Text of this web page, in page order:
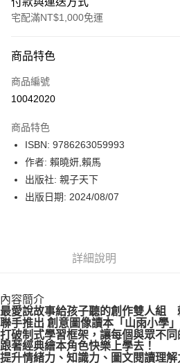
宅配滿NT$1,000免運
icash Pay
信用卡一次付款
LINE Pay
Apple Pay
街口支付
博客來商品配送方式
每筆NT$80，滿NT$1,000(含以上)免
商品特色
商品編號
10042020
商品特色
ISBN: 9786263059993
作者: 賴曉妍,賴馬
出版社: 親子天下
出版日期: 2024/08/07
詳細說明
內容簡介
最愛說故事給孩子聽的創作雙人組
聯手推出 創意圖像讀本「山雨小學」
打破制式學習框架，讓每個與眾不同
跟著經典繪本角色快樂上學去！
提升情緒力、知識力、圖文閱讀理解